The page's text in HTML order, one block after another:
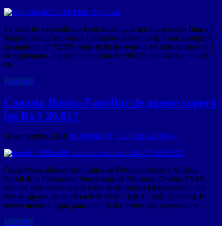
La cesta de 14 productos esenciales cuyos precios recopila Banca y
Negocios cada semana en comercios del centro de Caracas registró
un aumento de 74,33% entre el fin de semana del 4 de agosto y el 1
de septiembre, al pasar de un valor de 289.110 bolívares a 504.015
en …
Leer Mas
Canasta Básica Familiar de agosto superó
los Bs.S 20.817
20 septiembre, 2018 ECONOMÍA, ULTIMA HORA 0
Óscar Meza, director del Centro de Documentación y Análisis
Social de la Federación Venezolana de Maestros (Cendas-FVM),
informó este martes que el costo de la canasta básica familiar del
mes de agosto, se ubicó en BsS 20.817 (Bs.F 2.081.712.965). El
nuevo monto a pagar para adquirir los bienes que comprenden …
Leer Mas